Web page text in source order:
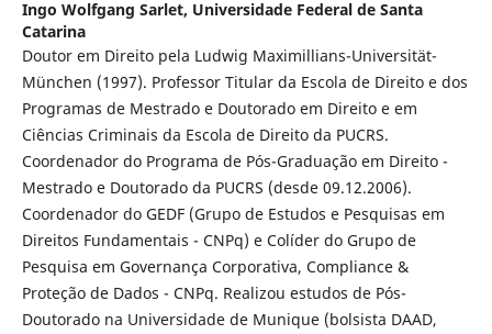
Ingo Wolfgang Sarlet, Universidade Federal de Santa
Catarina
Doutor em Direito pela Ludwig Maximillians-Universität-
München (1997). Professor Titular da Escola de Direito e dos
Programas de Mestrado e Doutorado em Direito e em
Ciências Criminais da Escola de Direito da PUCRS.
Coordenador do Programa de Pós-Graduação em Direito -
Mestrado e Doutorado da PUCRS (desde 09.12.2006).
Coordenador do GEDF (Grupo de Estudos e Pesquisas em
Direitos Fundamentais - CNPq) e Colíder do Grupo de
Pesquisa em Governança Corporativa, Compliance &
Proteção de Dados - CNPq. Realizou estudos de Pós-
Doutorado na Universidade de Munique (bolsista DAAD,